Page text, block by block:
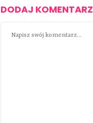
DODAJ KOMENTARZ